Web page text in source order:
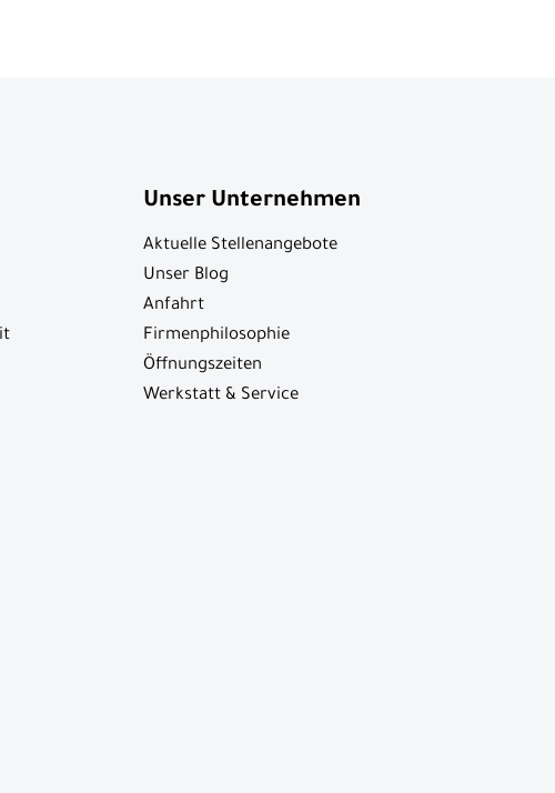
Unser Unternehmen
Aktuelle Stellenangebote
Unser Blog
Anfahrt
Firmenphilosophie
Öffnungszeiten
Werkstatt & Service